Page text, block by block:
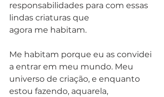
responsabilidades para com essas
lindas criaturas que
agora me habitam.
Me habitam porque eu as convidei
a entrar em meu mundo. Meu
universo de criação, e enquanto
estou fazendo, aquarela,